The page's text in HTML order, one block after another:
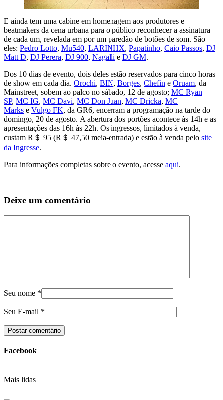
E ainda tem uma cabine em homenagem aos produtores e
beatmakers da cena urbana para o público reconhecer a assinatura
de cada um, revelada em por um paredão de botões de som. São
eles: Pedro Lotto, Mu540, LARINHX, Papatinho, Caio Passos, DJ
Matt D, DJ Perera, DJ 900, Nagalli e DJ GM.
Dos 10 dias de evento, dois deles estão reservados para cinco horas
de show em cada dia. Orochi, BIN, Borges, Chefin e Oruam, da
Mainstreet, sobem ao palco no sábado, 12 de agosto; MC Ryan
SP, MC IG, MC Davi, MC Don Juan, MC Dricka, MC
Marks e Vulgo FK, da GR6, encerram a programação na tarde do
domingo, 20 de agosto. A abertura dos portões acontece às 14h e as
apresentações das 16h às 22h. Os ingressos, limitados à venda,
custam R＄ 95 (R＄ 47,50 meia-entrada) e estão à venda pelo site
da Ingresse.
Para informações completas sobre o evento, acesse aqui.
Deixe um comentário
Seu nome *
Seu E-mail *
Facebook
Mais lidas